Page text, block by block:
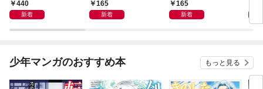
440
新着
165
新着
165
新着
少年マンガのおすすめ本 もっと見る